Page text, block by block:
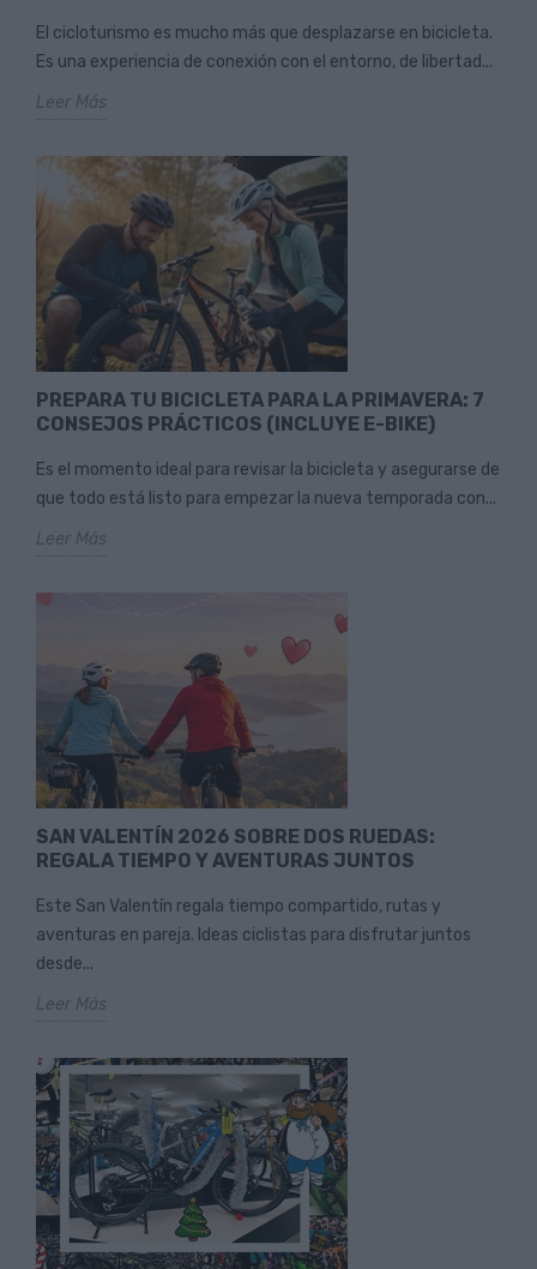
El cicloturismo es mucho más que desplazarse en bicicleta.
Es una experiencia de conexión con el entorno, de libertad...
Leer Más
PREPARA TU BICICLETA PARA LA PRIMAVERA: 7
CONSEJOS PRÁCTICOS (INCLUYE E-BIKE)
Es el momento ideal para revisar la bicicleta y asegurarse de
que todo está listo para empezar la nueva temporada con...
Leer Más
SAN VALENTÍN 2026 SOBRE DOS RUEDAS:
REGALA TIEMPO Y AVENTURAS JUNTOS
Este San Valentín regala tiempo compartido, rutas y
aventuras en pareja. Ideas ciclistas para disfrutar juntos
desde...
Leer Más